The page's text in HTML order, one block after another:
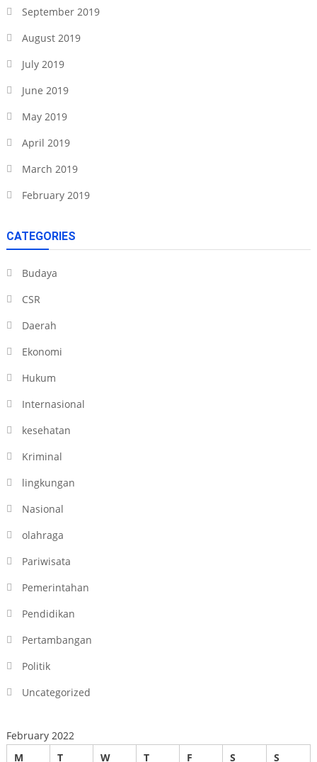
September 2019
August 2019
July 2019
June 2019
May 2019
April 2019
March 2019
February 2019
CATEGORIES
Budaya
CSR
Daerah
Ekonomi
Hukum
Internasional
kesehatan
Kriminal
lingkungan
Nasional
olahraga
Pariwisata
Pemerintahan
Pendidikan
Pertambangan
Politik
Uncategorized
February 2022
M
T W T F S S